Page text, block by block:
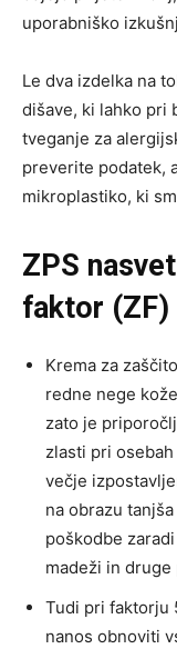
uporabniško
Le dva izdelka na
dišave, ki lahko pri
tveganje za
preverite podatek,
mikroplastiko, ki
ZPS
faktor (ZF)
Krema za
redne nege
zato je
zlasti pri
večje
na obrazu
poškodbe
madeži in
Tudi pri faktorju
nanos obnoviti